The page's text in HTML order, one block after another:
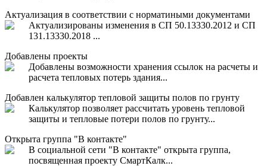
Актуализация в соответствии с норматиными документами
Актуализированы изменения в СП 50.13330.2012 и СП
131.13330.2018 ...
Добавлены проекты
Добавлены возможности хранения ссылок на расчеты и
расчета тепловых потерь здания...
Добавлен калькулятор тепловой защиты полов по грунту
Калькулятор позволяет рассчитать уровень тепловой
защиты и тепловые потери полов по грунту...
Открыта группа "В контакте"
В социальной сети "В контакте" открыта группа,
посвященная проекту СмартКалк...